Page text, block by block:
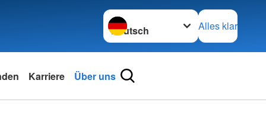
Sprache wechseln zu
Alles klar
Karriere Über uns